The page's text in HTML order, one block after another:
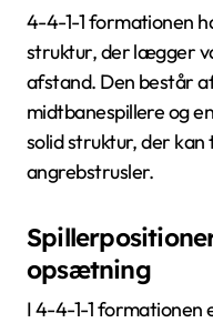
4-4-1-1 formationen
struktur, der lægger
afstand. Den består
midtbanespillere og
solid struktur, der kan
angrebstrusler.
opsætning
I 4-4-1-1 formationen